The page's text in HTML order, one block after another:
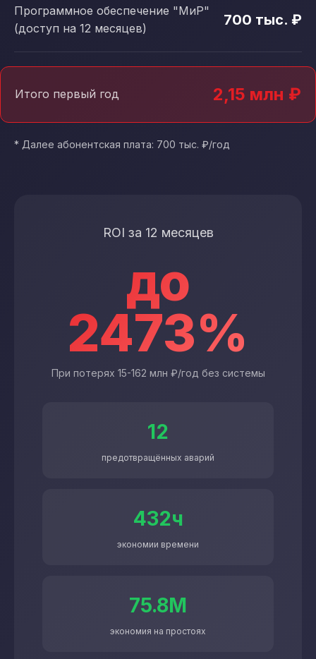
Программное обеспечение "МиР"
(доступ на 12 месяцев)
700 тыс. ₽
Итого первый год 2,15 млн ₽
* Далее абонентская плата: 700 тыс. ₽/год
ROI за 12 месяцев
до
2473%
При потерях 15-162 млн ₽/год без системы
12
предотвращённых аварий
432ч
экономии времени
75.8М
экономия на простоях